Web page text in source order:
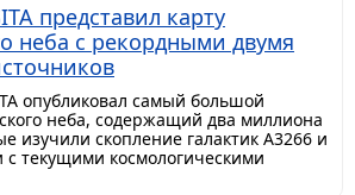
представил карту
неба с рекордными двумя
опубликовал самый большой
неба, содержащий два миллиона
изучили скопление галактик A3266 и
текущими космологическими